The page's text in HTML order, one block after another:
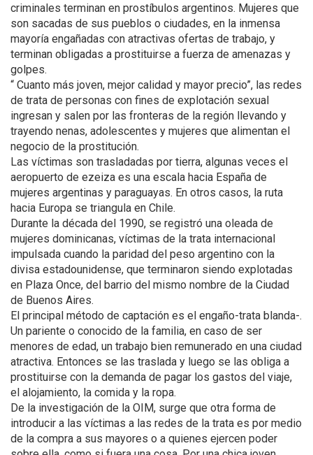
criminales terminan en prostíbulos argentinos. Mujeres que
son sacadas de sus pueblos o ciudades, en la inmensa
mayoría engañadas con atractivas ofertas de trabajo, y
terminan obligadas a prostituirse a fuerza de amenazas y
golpes.
“ Cuanto más joven, mejor calidad y mayor precio”, las redes
de trata de personas con fines de explotación sexual
ingresan y salen por las fronteras de la región llevando y
trayendo nenas, adolescentes y mujeres que alimentan el
negocio de la prostitución.
Las víctimas son trasladadas por tierra, algunas veces el
aeropuerto de ezeiza es una escala hacia España de
mujeres argentinas y paraguayas. En otros casos, la ruta
hacia Europa se triangula en Chile.
Durante la década del 1990, se registró una oleada de
mujeres dominicanas, víctimas de la trata internacional
impulsada cuando la paridad del peso argentino con la
divisa estadounidense, que terminaron siendo explotadas
en Plaza Once, del barrio del mismo nombre de la Ciudad
de Buenos Aires.
El principal método de captación es el engaño-trata blanda-.
Un pariente o conocido de la familia, en caso de ser
menores de edad, un trabajo bien remunerado en una ciudad
atractiva. Entonces se las traslada y luego se las obliga a
prostituirse con la demanda de pagar los gastos del viaje,
el alojamiento, la comida y la ropa.
De la investigación de la OIM, surge que otra forma de
introducir a las víctimas a las redes de la trata es por medio
de la compra a sus mayores o a quienes ejercen poder